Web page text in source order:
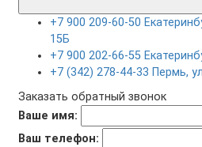
+7 900 209-60-50
15Б
+7 900 202-66-55
+7 (342) 278-44-33 Пермь,
Заказать обратный звонок
Ваше имя:
Ваш телефон: